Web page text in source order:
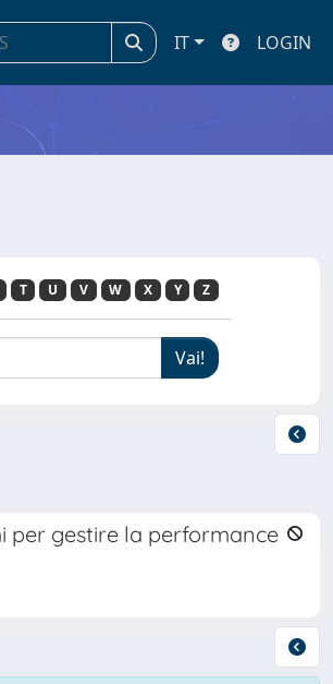
IT LOGIN
T U V W X Y Z
per gestire la performance